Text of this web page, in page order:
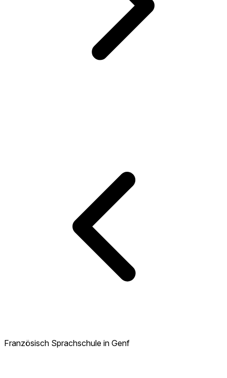
Französisch Sprachschule in Genf